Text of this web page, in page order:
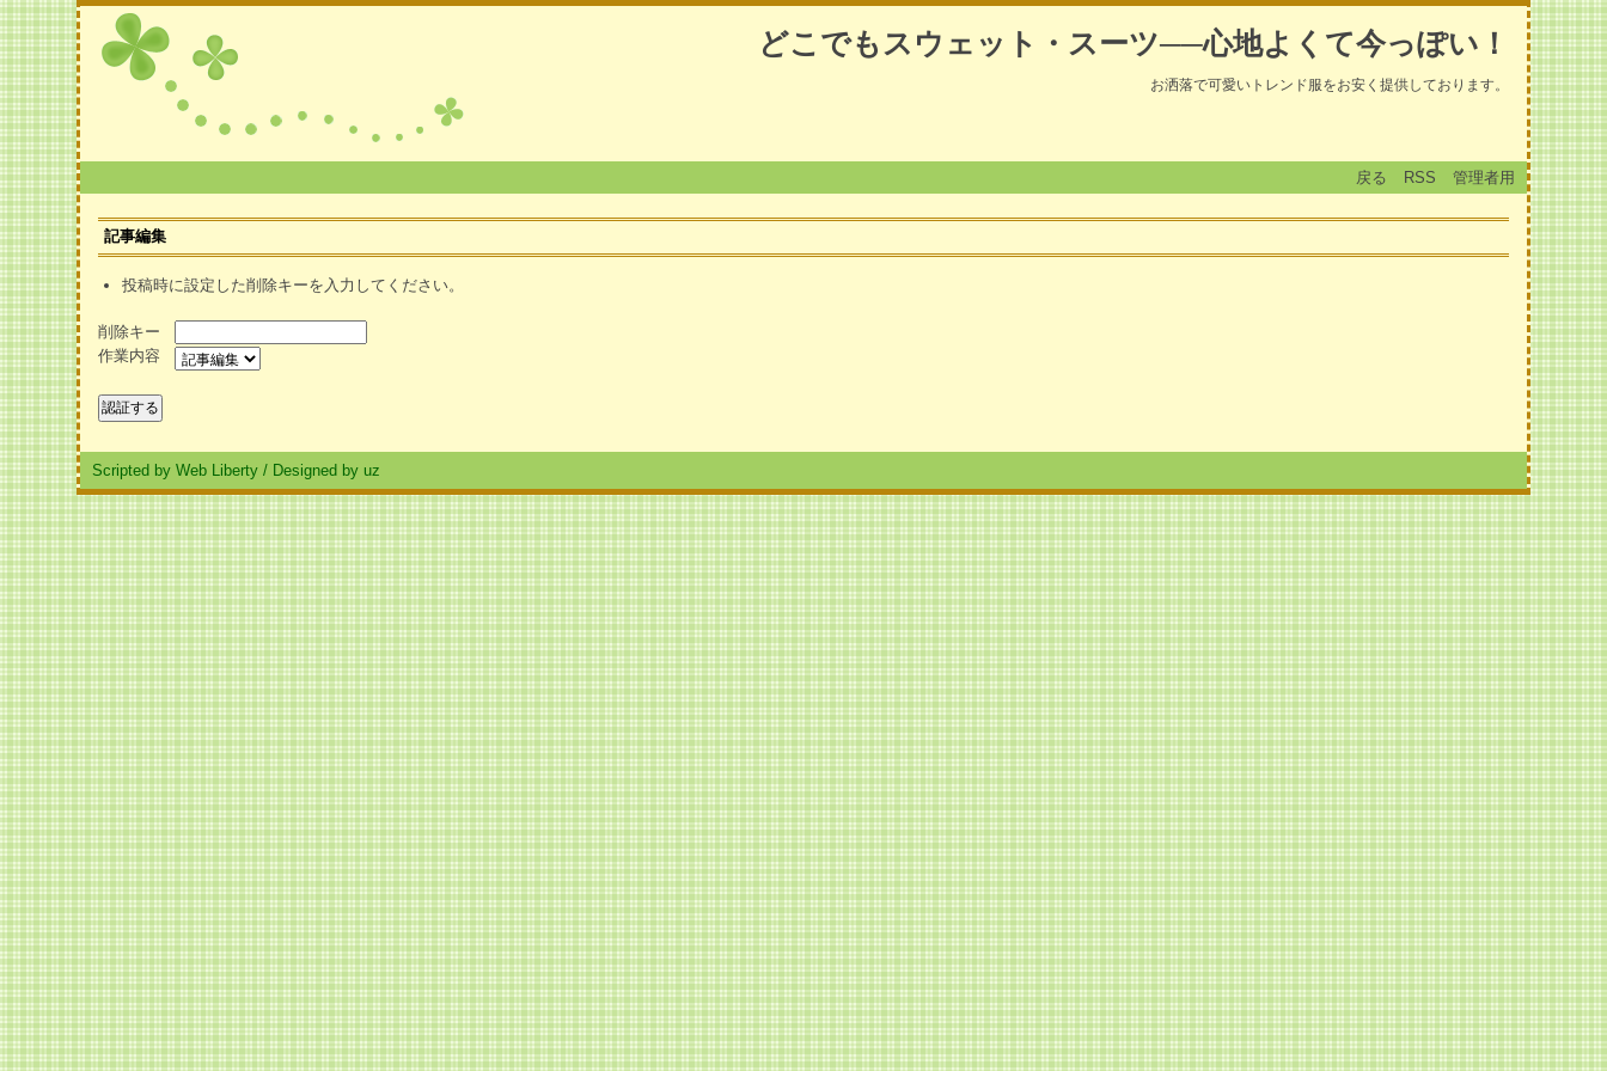
どこでもスウェット・スーツ──心地よくて今っぽい！
お洒落で可愛いトレンド服をお安く提供しております。
戻る RSS 管理者用
記事編集
投稿時に設定した削除キーを入力してください。
削除キー
作業内容
Scripted by Web Liberty / Designed by uz